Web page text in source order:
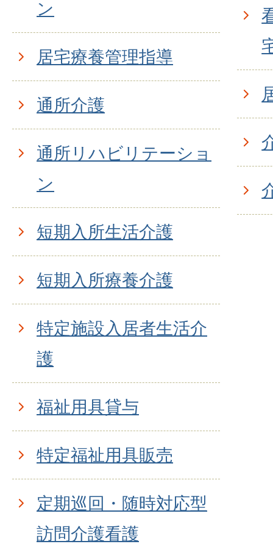
ン
居宅療養管理指導
通所介護
通所リハビリテーショ
ン
短期入所生活介護
短期入所療養介護
特定施設入居者生活介
護
福祉用具貸与
特定福祉用具販売
定期巡回・随時対応型
訪問介護看護